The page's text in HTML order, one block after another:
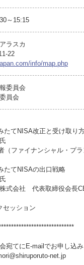
～15:15
ラスカ
22
info/map.php
委員会
員会
たてNISA改正と受け取り
イナンシャル・プラ
たてNISAの出口戦略
社 代表取締役会長
セッション
宛てにE-mailでお申し込み
net.jp